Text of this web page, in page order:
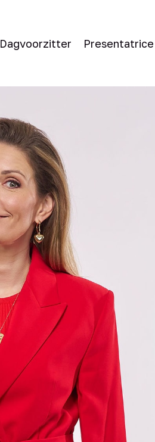
Dagvoorzitter Presentatrice